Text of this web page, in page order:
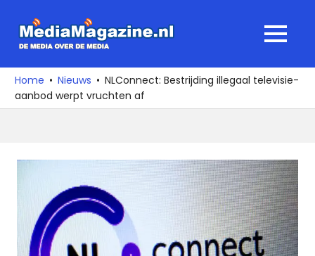
naar
media
over
de
MENU
Home Nieuws
NLConnect: Bestrijding illegaal televisie-
aanbod werpt vruchten af